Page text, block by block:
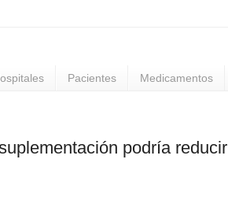
Pacientes Medicamentos
podría